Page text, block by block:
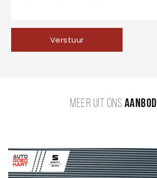
Verstuur
MEER UIT ONS AANBOD